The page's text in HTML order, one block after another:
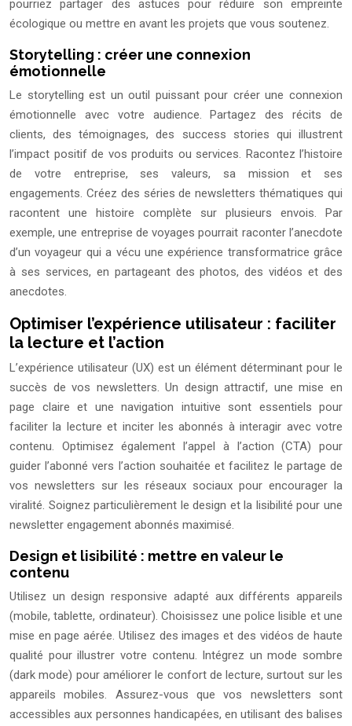
pourriez partager des astuces pour réduire son empreinte
écologique ou mettre en avant les projets que vous soutenez.
Storytelling : créer une connexion
émotionnelle
Le storytelling est un outil puissant pour créer une connexion
émotionnelle avec votre audience. Partagez des récits de
clients, des témoignages, des success stories qui illustrent
l’impact positif de vos produits ou services. Racontez l’histoire
de votre entreprise, ses valeurs, sa mission et ses
engagements. Créez des séries de newsletters thématiques qui
racontent une histoire complète sur plusieurs envois. Par
exemple, une entreprise de voyages pourrait raconter l’anecdote
d’un voyageur qui a vécu une expérience transformatrice grâce
à ses services, en partageant des photos, des vidéos et des
anecdotes.
Optimiser l’expérience utilisateur : faciliter
la lecture et l’action
L’expérience utilisateur (UX) est un élément déterminant pour le
succès de vos newsletters. Un design attractif, une mise en
page claire et une navigation intuitive sont essentiels pour
faciliter la lecture et inciter les abonnés à interagir avec votre
contenu. Optimisez également l’appel à l’action (CTA) pour
guider l’abonné vers l’action souhaitée et facilitez le partage de
vos newsletters sur les réseaux sociaux pour encourager la
viralité. Soignez particulièrement le design et la lisibilité pour une
newsletter engagement abonnés maximisé.
Design et lisibilité : mettre en valeur le
contenu
Utilisez un design responsive adapté aux différents appareils
(mobile, tablette, ordinateur). Choisissez une police lisible et une
mise en page aérée. Utilisez des images et des vidéos de haute
qualité pour illustrer votre contenu. Intégrez un mode sombre
(dark mode) pour améliorer le confort de lecture, surtout sur les
appareils mobiles. Assurez-vous que vos newsletters sont
accessibles aux personnes handicapées, en utilisant des balises